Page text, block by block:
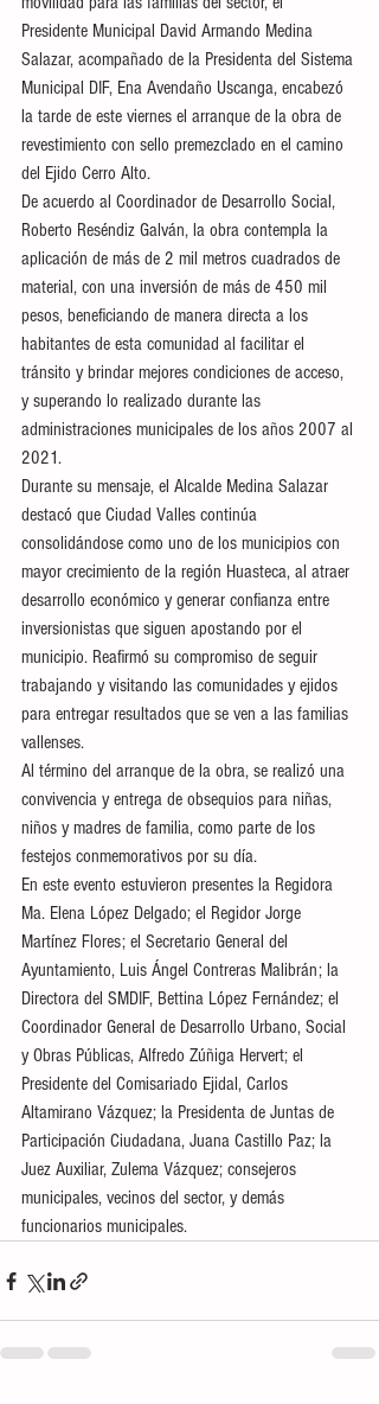
Presidente Municipal David Armando Medina
Salazar, acompañado de la Presidenta del Sistema
Municipal DIF, Ena Avendaño Uscanga, encabezó
la tarde de este viernes el arranque de la obra de
revestimiento con sello premezclado en el camino
del Ejido Cerro Alto.
De acuerdo al Coordinador de Desarrollo Social,
Roberto Reséndiz Galván, la obra contempla la
aplicación de más de 2 mil metros cuadrados de
material, con una inversión de más de 450 mil
pesos, beneficiando de manera directa a los
habitantes de esta comunidad al facilitar el
tránsito y brindar mejores condiciones de acceso,
y superando lo realizado durante las
administraciones municipales de los años 2007 al
2021.
Durante su mensaje, el Alcalde Medina Salazar
destacó que Ciudad Valles continúa
consolidándose como uno de los municipios con
mayor crecimiento de la región Huasteca, al atraer
desarrollo económico y generar confianza entre
inversionistas que siguen apostando por el
municipio. Reafirmó su compromiso de seguir
trabajando y visitando las comunidades y ejidos
para entregar resultados que se ven a las familias
vallenses.
Al término del arranque de la obra, se realizó una
convivencia y entrega de obsequios para niñas,
niños y madres de familia, como parte de los
festejos conmemorativos por su día.
En este evento estuvieron presentes la Regidora
Ma. Elena López Delgado; el Regidor Jorge
Martínez Flores; el Secretario General del
Ayuntamiento, Luis Ángel Contreras Malibrán; la
Directora del SMDIF, Bettina López Fernández; el
Coordinador General de Desarrollo Urbano, Social
y Obras Públicas, Alfredo Zúñiga Hervert; el
Presidente del Comisariado Ejidal, Carlos
Altamirano Vázquez; la Presidenta de Juntas de
Participación Ciudadana, Juana Castillo Paz; la
Juez Auxiliar, Zulema Vázquez; consejeros
municipales, vecinos del sector, y demás
funcionarios municipales.